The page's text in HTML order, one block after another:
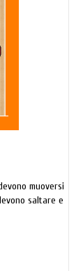
muoversi
saltare e
quale si
nelle